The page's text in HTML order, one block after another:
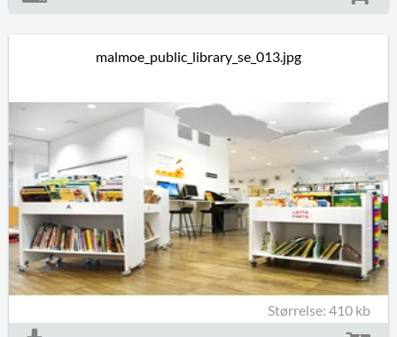
malmoe_public_library_se_013.jpg
Størrelse: 410 kb